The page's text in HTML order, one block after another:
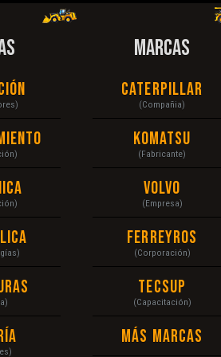
MARCAS
Caterpillar
(Compañia)
Komatsu
(Fabricante)
Volvo
(Empresa)
Ferreyros
(Corporación)
Tecsup
(Capacitación)
Más Marcas